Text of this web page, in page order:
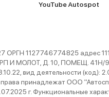
YouTube Autospot
1127746774825 адрес
МОЛОТ, Д. 10, ПОМЕЩ. 41Н/9,
вид деятельности (код):
принадлежат ООО
г. Функциональные